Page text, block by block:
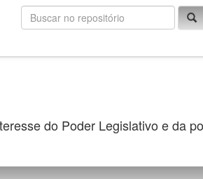
do Poder Legislativo e da